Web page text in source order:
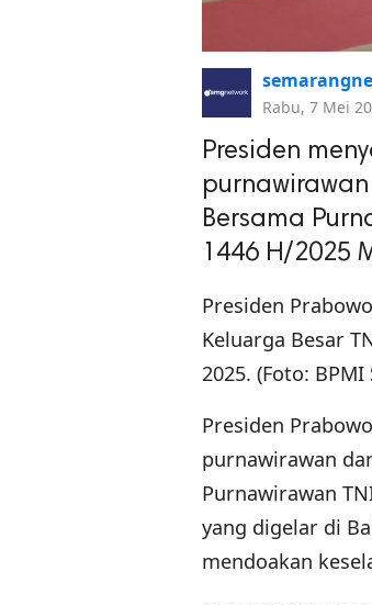
Rabu, 7 Mei
Presiden
Bersama
1446 H/2025
Presiden
Keluarga Besar
2025. (Foto: BPMI
Presiden
purnawirawan
Purnawirawan
yang digelar di
mendoakan